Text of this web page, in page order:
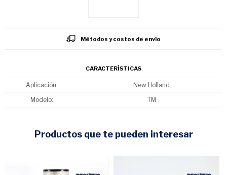
Métodos y costos de envío
CARACTERÍSTICAS
Aplicación
New Holland
Modelo
TM
productos que te pueden interesar